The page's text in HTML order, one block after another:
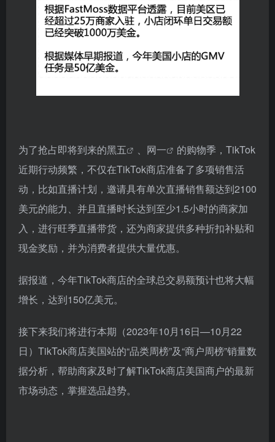
为了抢占即将到来的黑五 、 网一
的购物季，TikTok
近期行动频繁，不仅在TikTok商店准备了多项销售活
动，比如直播计划，邀请具有单次直播销售额达到2100
美元的能力、并且直播时长达到至少1.5小时的商家加
入，进行旺季直播带货，还为商家提供多种折扣补贴和
现金奖励，并为消费者提供大量优惠。
据报道，今年TikTok商店的全球总交易额预计也将大幅
增长，达到150亿美元。
接下来我们将进行本期（2023年10月16日—10月22
日）TikTok商店美国站的“品类周榜”及“商户周榜”销量数
据分析，帮助商家及时了解TikTok商店美国商户的最新
市场动态，掌握选品趋势。